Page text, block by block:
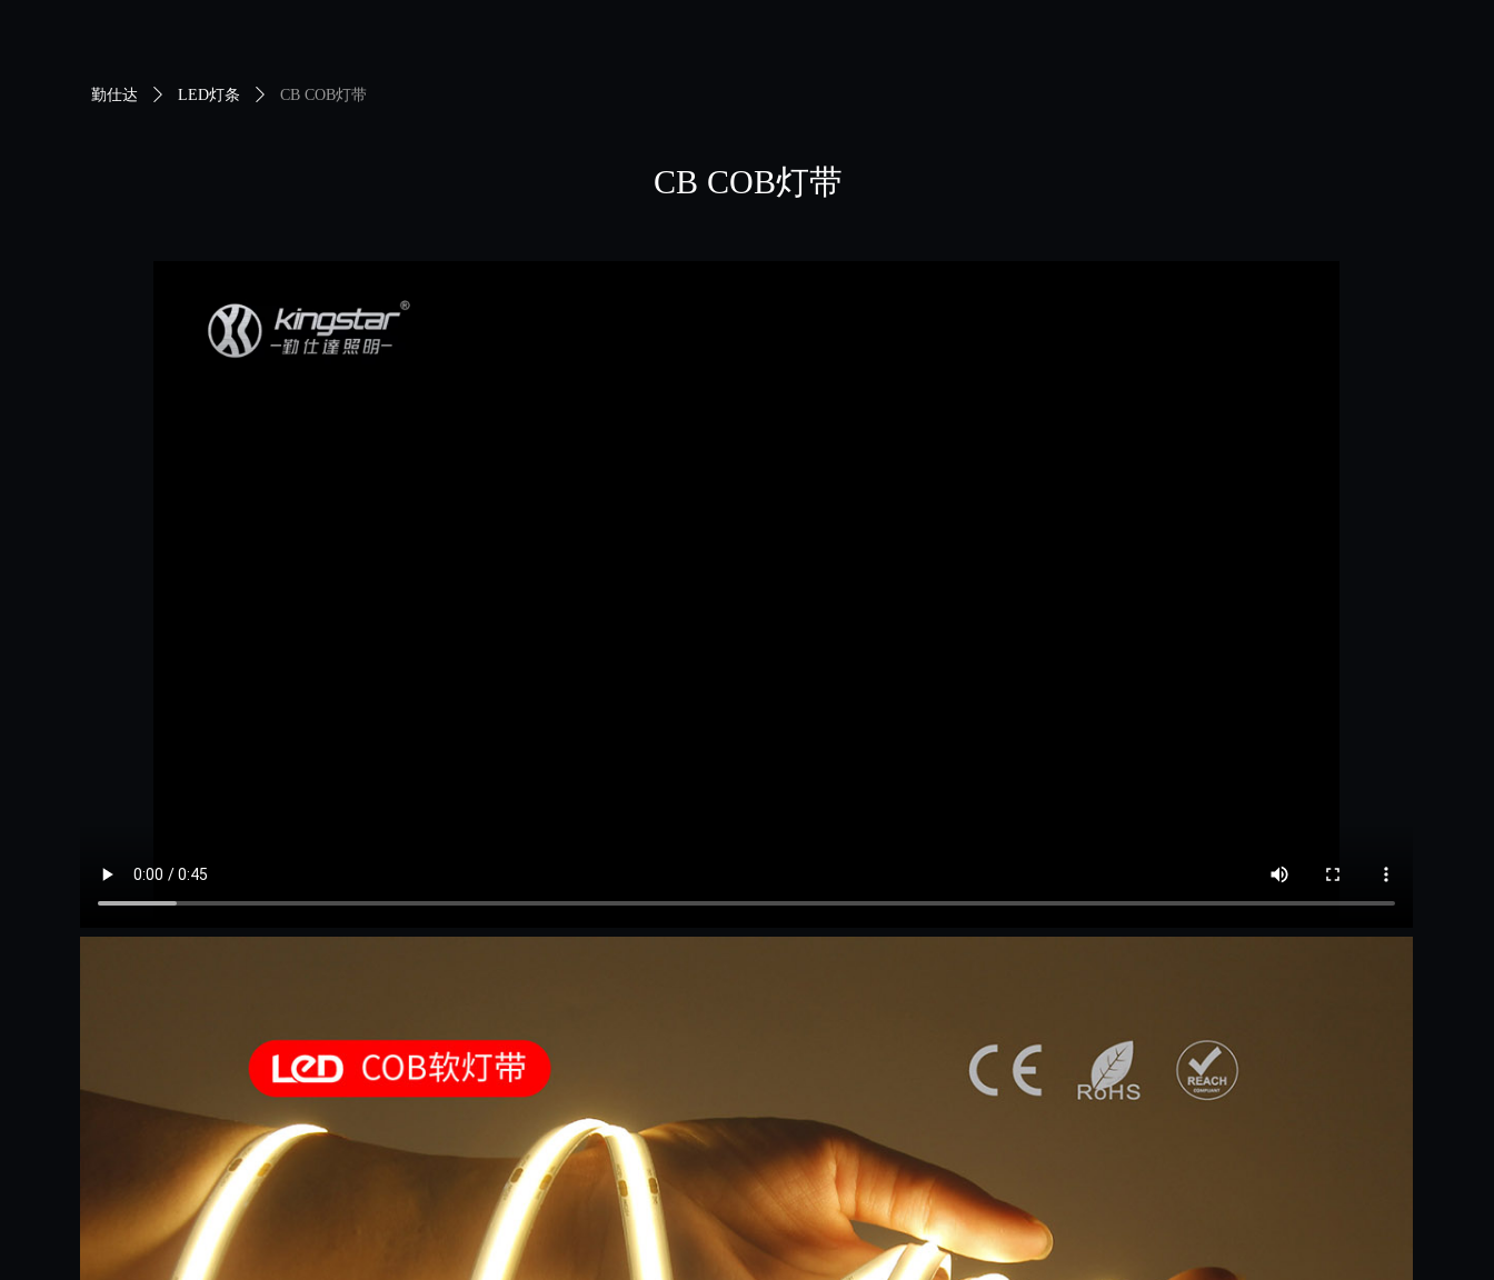
勤仕达 ꄲ LED灯条 ꄲ CB COB灯带
CB COB灯带